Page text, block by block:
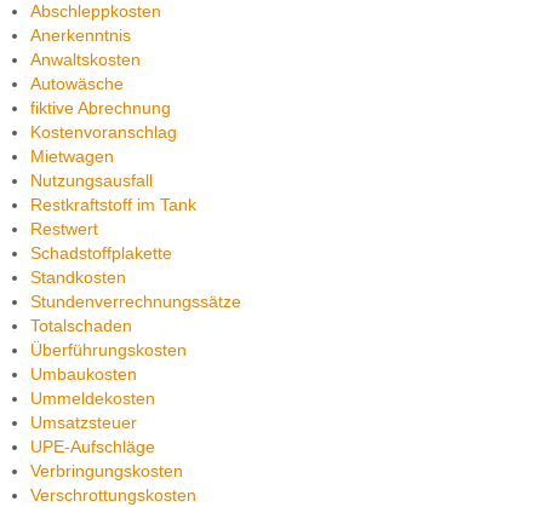
Abschleppkosten
Anerkenntnis
Anwaltskosten
Autowäsche
fiktive Abrechnung
Kostenvoranschlag
Mietwagen
Nutzungsausfall
Restkraftstoff im Tank
Restwert
Schadstoffplakette
Standkosten
Stundenverrechnungssätze
Totalschaden
Überführungskosten
Umbaukosten
Ummeldekosten
Umsatzsteuer
UPE-Aufschläge
Verbringungskosten
Verschrottungskosten